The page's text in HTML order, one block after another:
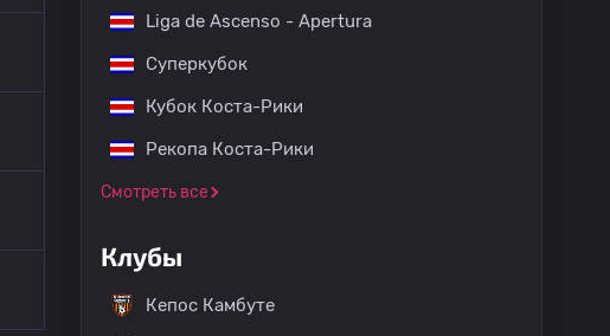
Liga de Ascenso - Apertura
Суперкубок
Кубок Коста-Рики
Рекопа Коста-Рики
Смотреть все
Клубы
Кепос Камбуте